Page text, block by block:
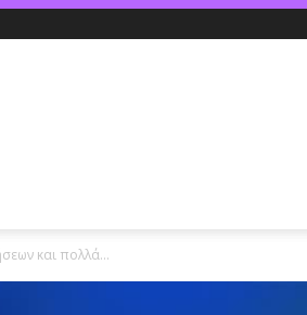
και πολλά...